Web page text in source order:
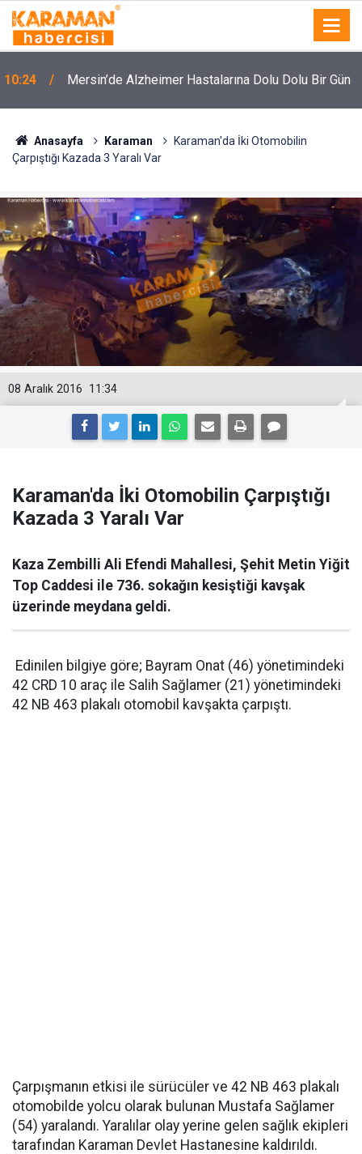
10:24 Mersin’de Alzheimer Hastalarına Dolu Dolu Bir Gün
10:19 Karaman’da Otomobil Dorseye Çarptı: 1 Yaralı
Anasayfa Karaman
Karaman'da İki Otomobilin
Çarpıştığı Kazada 3 Yaralı Var
11:34
08 Aralık 2016
Karaman'da İki Otomobilin Çarpıştığı
Kazada 3 Yaralı Var
Kaza Zembilli Ali Efendi Mahallesi, Şehit Metin Yiğit
Top Caddesi ile 736. sokağın kesiştiği kavşak
üzerinde meydana geldi.
Edinilen bilgiye göre; Bayram Onat (46) yönetimindeki
42 CRD 10 araç ile Salih Sağlamer (21) yönetimindeki
42 NB 463 plakalı otomobil kavşakta çarpıştı.
Çarpışmanın etkisi ile sürücüler ve 42 NB 463 plakalı
otomobilde yolcu olarak bulunan Mustafa Sağlamer
(54) yaralandı. Yaralılar olay yerine gelen sağlık ekipleri
tarafından Karaman Devlet Hastanesine kaldırıldı.